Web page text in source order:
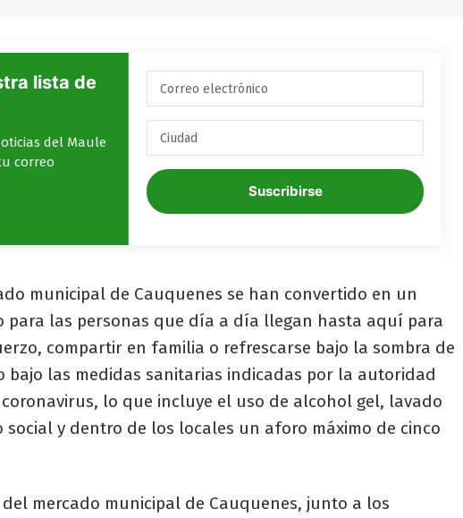
lista de
del Maule
correo
Suscribirse
municipal de Cauquenes se han convertido en un
para las personas que día a día llegan hasta aquí para
compartir en familia o refrescarse bajo la sombra de
bajo las medidas sanitarias indicadas por la autoridad
lo que incluye el uso de alcohol gel, lavado
y dentro de los locales un aforo máximo de cinco
mercado municipal de Cauquenes, junto a los